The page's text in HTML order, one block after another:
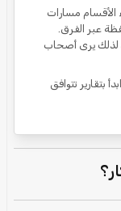
الأقسام مسارات
عبر الفرق.
لذلك يرى أصحاب
بتقارير تتوافق